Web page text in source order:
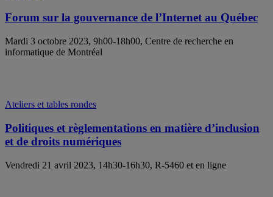
Forum sur la gouvernance de l’Internet au Québec
Mardi 3 octobre 2023, 9h00-18h00, Centre de recherche en
informatique de Montréal
Ateliers et tables rondes
Politiques et règlementations en matière d’inclusion
et de droits numériques
Vendredi 21 avril 2023, 14h30-16h30, R-5460 et en ligne